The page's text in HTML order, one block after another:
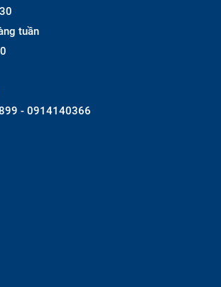
tuần
- 0914140366